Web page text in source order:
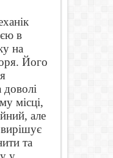
єю в
на
Його
місці,
але
та